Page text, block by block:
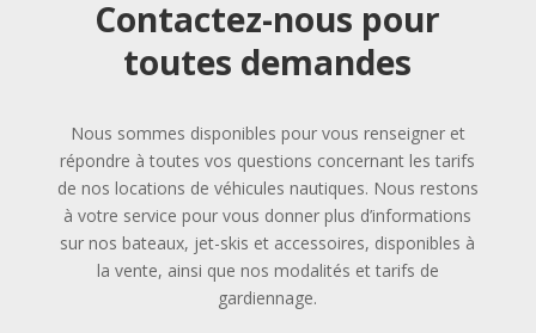
Contactez-nous pour
toutes demandes
Nous sommes disponibles pour vous renseigner et
répondre à toutes vos questions concernant les tarifs
de nos locations de véhicules nautiques. Nous restons
à votre service pour vous donner plus d’informations
sur nos bateaux, jet-skis et accessoires, disponibles à
la vente, ainsi que nos modalités et tarifs de
gardiennage.